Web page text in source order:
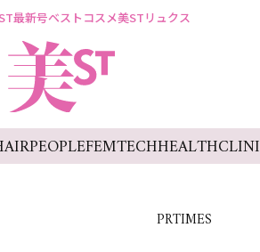
最新号ベストコスメ美STリュクス
PEOPLEFEMTECHHEALTH
PRTIMES